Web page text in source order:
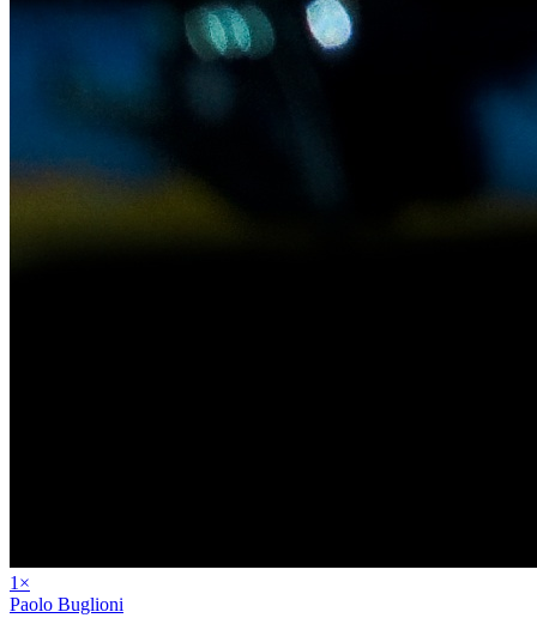
1 ×
Paolo Buglioni